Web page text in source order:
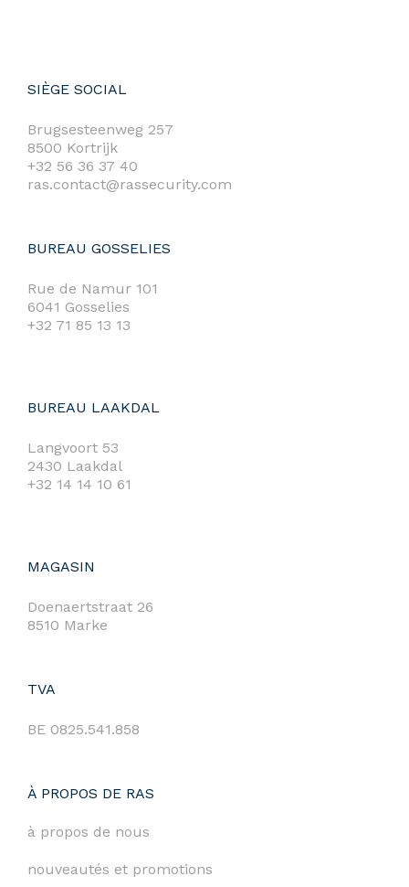
SIÈGE SOCIAL
Brugsesteenweg 257
8500 Kortrijk
+32 56 36 37 40
ras.contact@rassecurity.com
BUREAU GOSSELIES
Rue de Namur 101
6041 Gosselies
+32 71 85 13 13
BUREAU LAAKDAL
Langvoort 53
2430 Laakdal
+32 14 14 10 61
MAGASIN
Doenaertstraat 26
8510 Marke
TVA
BE 0825.541.858
À PROPOS DE RAS
à propos de nous
nouveautés et promotions